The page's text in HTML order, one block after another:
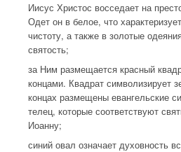
Иисус Христос восседает на
Одет он в белое, что
чистоту, а также в золотые
святость;
за Ним размещается красный
концами. Квадрат символизирует
концах размещены евангельские
телец, которые соответствуют
Иоанну;
синий овал означает духовность